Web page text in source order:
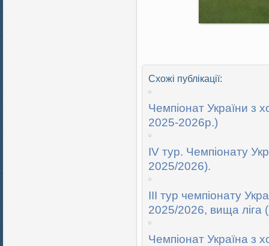
Схожі публікації:
Чемпіонат України з
2025-2026р.)
IV тур. Чемпіонату
2025/2026).
ІІІ тур чемпіонату
2025/2026, вища ліга
Чемпіонат Україна з